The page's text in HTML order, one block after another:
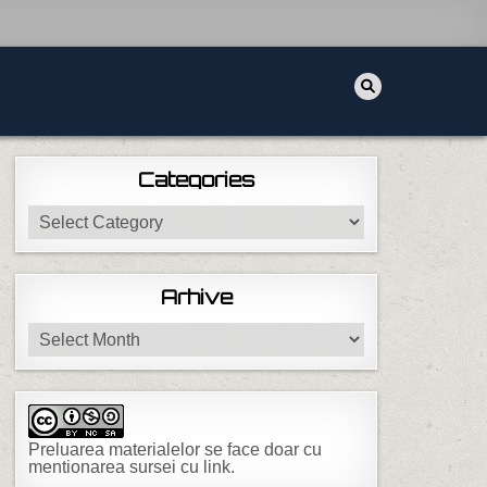
Categories
Categories
Arhive
Arhive
Preluarea materialelor se face doar cu
mentionarea sursei cu link.